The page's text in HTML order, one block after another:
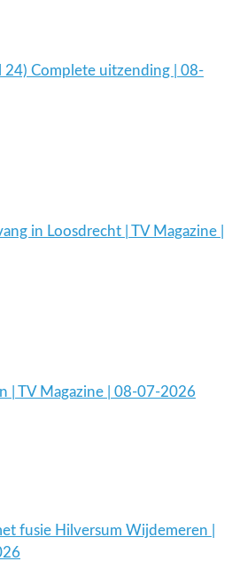
24) Complete uitzending | 08-
in Loosdrecht | TV Magazine |
| TV Magazine | 08-07-2026
fusie Hilversum Wijdemeren |